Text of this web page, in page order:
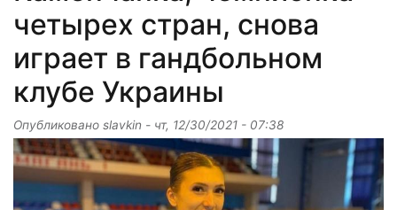
четырех стран, снова
играет в гандбольном
клубе Украины
Опубликовано slavkin - чт, 12/30/2021 - 07:38